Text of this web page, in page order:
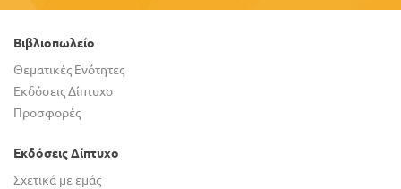
Βιβλιοπωλείο
Θεματικές Ενότητες
Εκδόσεις Δίπτυχο
Προσφορές
Εκδόσεις Δίπτυχο
Σχετικά με εμάς